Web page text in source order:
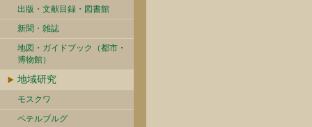
出版・文献目録・図書館
新聞・雑誌
地図・ガイドブック（都市・
博物館）
地域研究
モスクワ
ペテルブルグ